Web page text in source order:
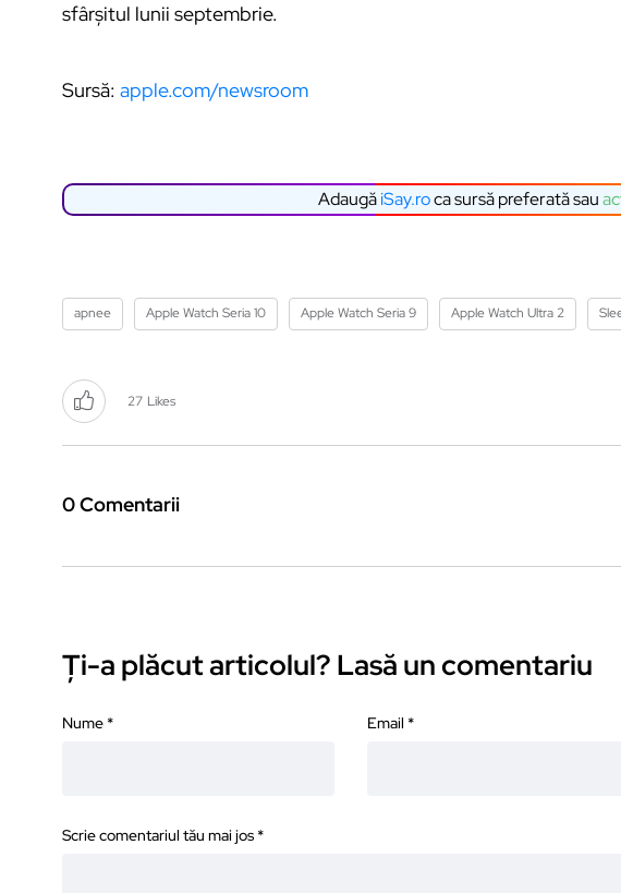
sfârșitul lunii septembrie.
Sursă: apple.com/newsroom
AdaugăiSay.roca sursă preferată sau
apnee Apple Watch Seria 10 Apple Watch Seria 9 Apple Watch Ultra 2
27 Likes
0 Comentarii
Ți-a plăcut articolul? Lasă un comentariu
Nume * Email *
Scrie comentariul tău mai jos *